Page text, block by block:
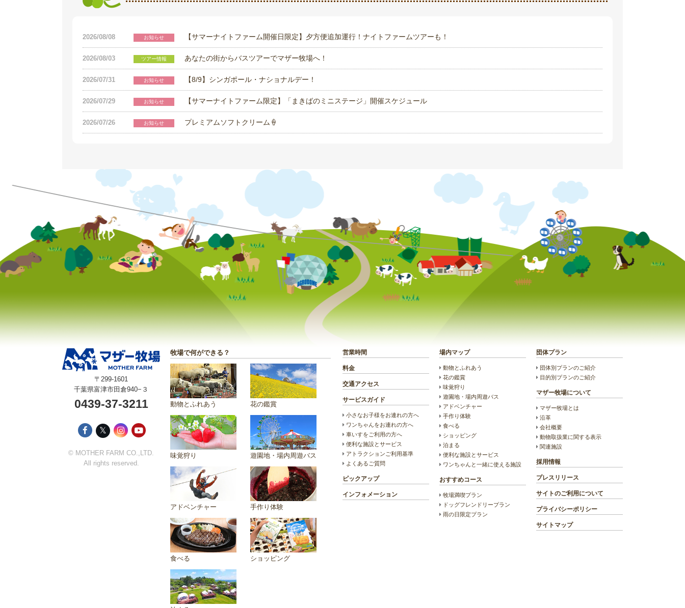
2026/08/08 お知らせ 【サマーナイトファーム開催日限定】夕方便追加運行！ナイトファームツアーも！
2026/08/03 ツアー情報 あなたの街からバスツアーでマザー牧場へ！
2026/07/31 お知らせ 【8/9】シンガポール・ナショナルデー！
2026/07/29 お知らせ 【サマーナイトファーム限定】「まきばのミニステージ」開催スケジュール
2026/07/26 お知らせ プレミアムソフトクリーム🍦
〒299-1601
千葉県富津市田倉940−３
0439-37-3211
𝕏
© MOTHER FARM CO.,LTD.
All rights reserved.
牧場で何ができる？
動物とふれあう 花の鑑賞
味覚狩り 遊園地・場内周遊バス
アドベンチャー 手作り体験
食べる ショッピング
営業時間
料金
交通アクセス
サービスガイド
小さなお子様をお連れの方へ
ワンちゃんをお連れの方へ
車いすをご利用の方へ
便利な施設とサービス
アトラクションご利用基準
よくあるご質問
ピックアップ
インフォメーション
場内マップ
動物とふれあう
花の鑑賞
味覚狩り
遊園地・場内周遊バス
アドベンチャー
手作り体験
食べる
ショッピング
泊まる
便利な施設とサービス
ワンちゃんと一緒に使える施設
おすすめコース
牧場満喫プラン
ドッグフレンドリープラン
雨の日限定プラン
団体プラン
団体別プランのご紹介
目的別プランのご紹介
マザー牧場について
マザー牧場とは
沿革
会社概要
動物取扱業に関する表示
関連施設
採用情報
プレスリリース
サイトのご利用について
プライバシーポリシー
サイトマップ